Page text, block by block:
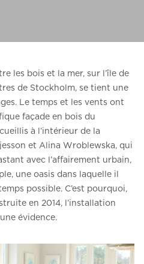
FR
les bois et la mer, sur l’île de
de Stockholm, se tient une
Le temps et les vents ont
façade en bois du
à l’intérieur de la
et Alina Wroblewska, qui
avec l’affairement urbain,
une oasis dans laquelle il
possible. C’est pourquoi,
en 2014, l’installation
évidence.